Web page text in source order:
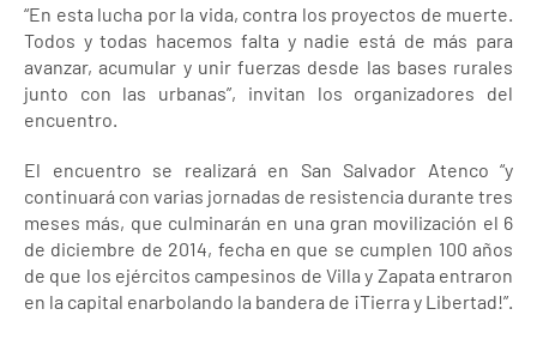
“En esta lucha por la vida, contra los proyectos de muerte.
Todos y todas hacemos falta y nadie está de más para
avanzar, acumular y unir fuerzas desde las bases rurales
junto con las urbanas”, invitan los organizadores del
encuentro.
El encuentro se realizará en San Salvador Atenco “y
continuará con varias jornadas de resistencia durante tres
meses más, que culminarán en una gran movilización el 6
de diciembre de 2014, fecha en que se cumplen 100 años
de que los ejércitos campesinos de Villa y Zapata entraron
en la capital enarbolando la bandera de ¡Tierra y Libertad!”.